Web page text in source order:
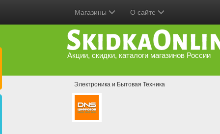
Магазины О сайте
Акции, скидки, каталоги магазинов России
Электроника и Бытовая Техника